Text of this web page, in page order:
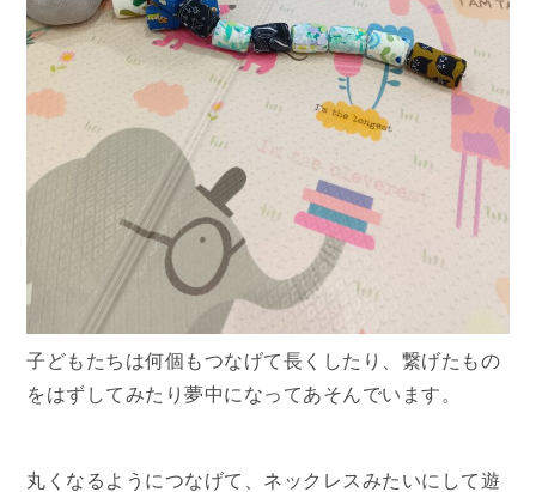
子どもたちは何個もつなげて長くしたり、繋げたもの
をはずしてみたり夢中になってあそんでいます。
丸くなるようにつなげて、ネックレスみたいにして遊